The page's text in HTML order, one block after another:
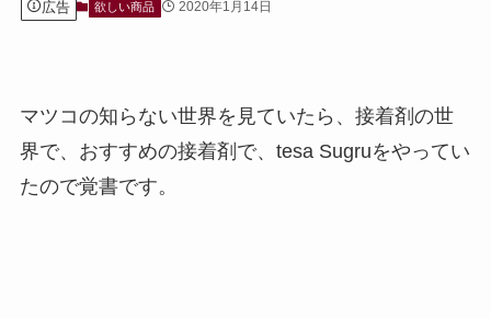
広告 欲しい商品 2020年1月14日
マツコの知らない世界を見ていたら、接着剤の世
界で、おすすめの接着剤で、tesa Sugruをやってい
たので覚書です。